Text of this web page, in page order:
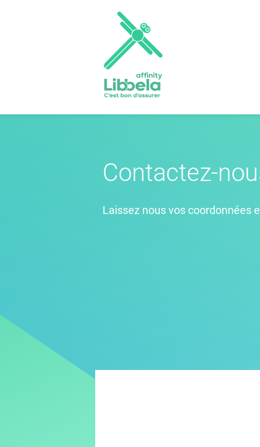
Contactez-
Laissez nous vos coordonnées